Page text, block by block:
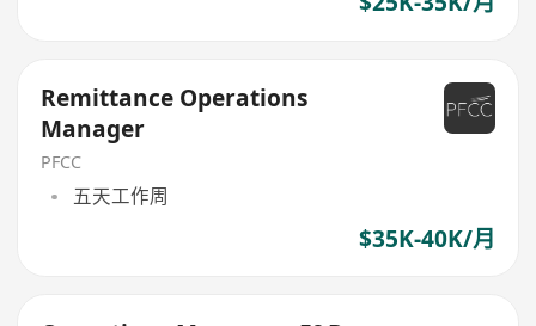
Remittance Operations
Manager
PFCC
五天工作周
$35K-40K/月